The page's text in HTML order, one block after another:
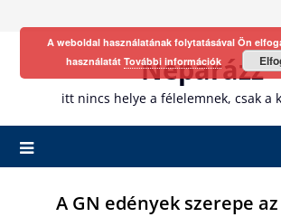
Neparázz
itt nincs helye a félelemnek, csak a
A GN edények szerepe
A weboldal használatának folytatásával Ön
használatát További információk